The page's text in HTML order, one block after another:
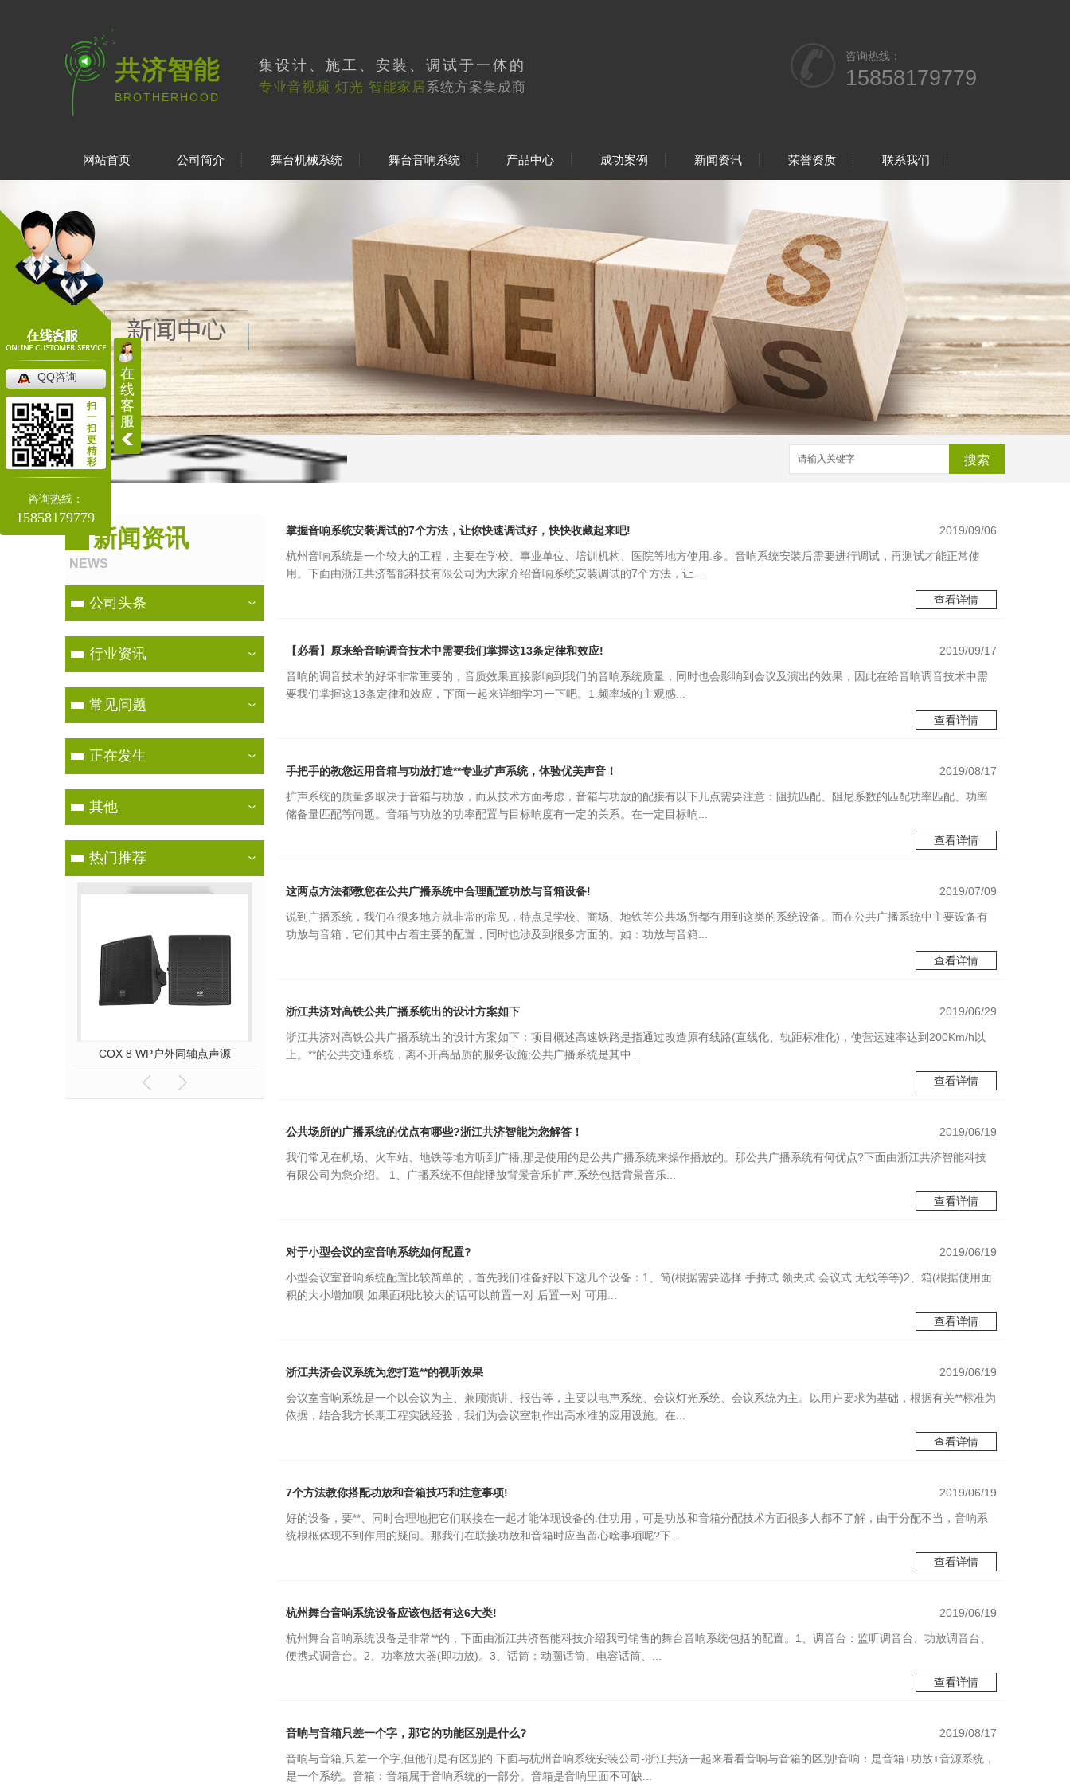
共济智能
BROTHERHOOD
集设计、施工、安装、调试于一体的
专业音视频 灯光 智能家居系统方案集成商
咨询热线：
15858179779
网站首页 公司简介 舞台机械系统 舞台音响系统 产品中心 成功案例 新闻资讯 荣誉资质 联系我们
当前位置：
搜索
新闻资讯
NEWS
公司头条
行业资讯
常见问题
正在发生
其他
热门推荐
COX 8 WP户外同轴点声源 B 18 WP紧凑的可吊挂超低音 M3 MAX紧凑型两分频线阵列模块
2019/09/06
掌握音响系统安装调试的7个方法，让你快速调试好，快快收藏起来吧!
杭州音响系统是一个较大的工程，主要在学校、事业单位、培训机构、医院等地方使用.多。音响系统安装后需要进行调试，再测试才能正常使
用。下面由浙江共济智能科技有限公司为大家介绍音响系统安装调试的7个方法，让...
查看详情
2019/09/17
【必看】原来给音响调音技术中需要我们掌握这13条定律和效应!
音响的调音技术的好坏非常重要的，音质效果直接影响到我们的音响系统质量，同时也会影响到会议及演出的效果，因此在给音响调音技术中需
要我们掌握这13条定律和效应，下面一起来详细学习一下吧。1.频率域的主观感...
查看详情
2019/08/17
手把手的教您运用音箱与功放打造**专业扩声系统，体验优美声音！
扩声系统的质量多取决于音箱与功放，而从技术方面考虑，音箱与功放的配接有以下几点需要注意：阻抗匹配、阻尼系数的匹配功率匹配、功率
储备量匹配等问题。音箱与功放的功率配置与目标响度有一定的关系。在一定目标响...
查看详情
2019/07/09
这两点方法都教您在公共广播系统中合理配置功放与音箱设备!
说到广播系统，我们在很多地方就非常的常见，特点是学校、商场、地铁等公共场所都有用到这类的系统设备。而在公共广播系统中主要设备有
功放与音箱，它们其中占着主要的配置，同时也涉及到很多方面的。如：功放与音箱...
查看详情
2019/06/29
浙江共济对高铁公共广播系统出的设计方案如下
浙江共济对高铁公共广播系统出的设计方案如下：项目概述高速铁路是指通过改造原有线路(直线化、轨距标准化)，使营运速率达到200Km/h以
上。**的公共交通系统，离不开高品质的服务设施;公共广播系统是其中...
查看详情
2019/06/19
公共场所的广播系统的优点有哪些?浙江共济智能为您解答！
我们常见在机场、火车站、地铁等地方听到广播,那是使用的是公共广播系统来操作播放的。那公共广播系统有何优点?下面由浙江共济智能科技
有限公司为您介绍。 1、广播系统不但能播放背景音乐扩声,系统包括背景音乐...
查看详情
2019/06/19
对于小型会议的室音响系统如何配置?
小型会议室音响系统配置比较简单的，首先我们准备好以下这几个设备：1、筒(根据需要选择 手持式 领夹式 会议式 无线等等)2、箱(根据使用面
积的大小增加呗 如果面积比较大的话可以前置一对 后置一对 可用...
查看详情
2019/06/19
浙江共济会议系统为您打造**的视听效果
会议室音响系统是一个以会议为主、兼顾演讲、报告等，主要以电声系统、会议灯光系统、会议系统为主。以用户要求为基础，根据有关**标准为
依据，结合我方长期工程实践经验，我们为会议室制作出高水准的应用设施。在...
查看详情
2019/06/19
7个方法教你搭配功放和音箱技巧和注意事项!
好的设备，要**、同时合理地把它们联接在一起才能体现设备的.佳功用，可是功放和音箱分配技术方面很多人都不了解，由于分配不当，音响系
统根柢体现不到作用的疑问。那我们在联接功放和音箱时应当留心啥事项呢?下...
查看详情
2019/06/19
杭州舞台音响系统设备应该包括有这6大类!
杭州舞台音响系统设备是非常**的，下面由浙江共济智能科技介绍我司销售的舞台音响系统包括的配置。1、调音台：监听调音台、功放调音台、
便携式调音台。2、功率放大器(即功放)。3、话筒：动圈话筒、电容话筒、...
查看详情
2019/08/17
音响与音箱只差一个字，那它的功能区别是什么?
音响与音箱,只差一个字,但他们是有区别的.下面与杭州音响系统安装公司-浙江共济一起来看看音响与音箱的区别!音响：是音箱+功放+音源系统，
是一个系统。音箱：音箱属于音响系统的一部分。音箱是音响里面不可缺...
在
线
客
服
QQ咨询
扫
一
扫
更
精
彩
咨询热线：
15858179779